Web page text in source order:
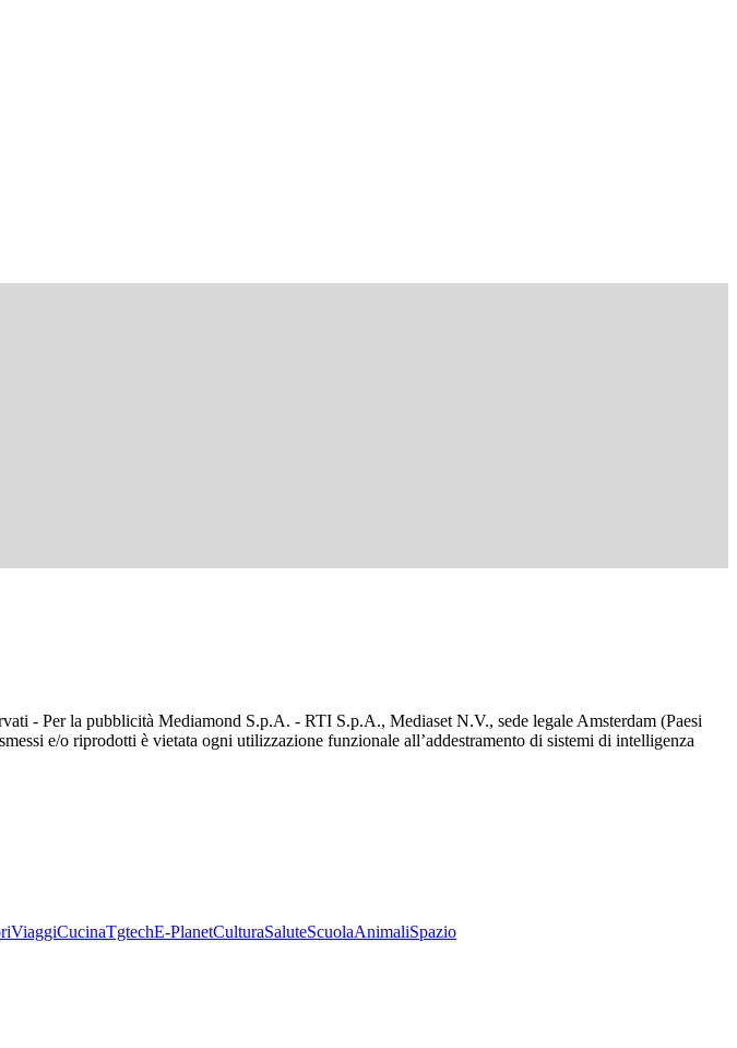
- Per la pubblicità Mediamond S.p.A. - RTI S.p.A., Mediaset N.V., sede legale Amsterdam (Paesi
e/o riprodotti è vietata ogni utilizzazione funzionale all’addestramento di sistemi di intelligenza
ViaggiCucinaTgtechE-PlanetCulturaSaluteScuolaAnimaliSpazio